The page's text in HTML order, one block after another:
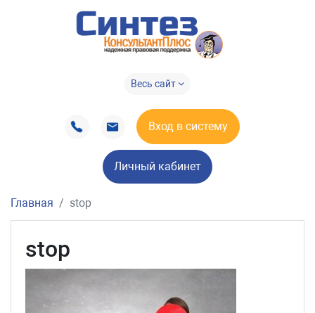
Весь сайт
Вход в систему
Личный кабинет
Главная stop
stop